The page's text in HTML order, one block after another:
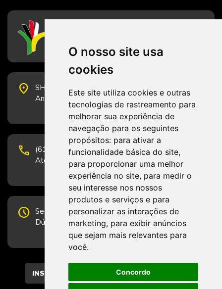
O nosso site usa
cookies
Este site utiliza cookies e outras
tecnologias de rastreamento para
melhorar sua experiência de
navegação para os seguintes
propósitos: para ativar a
funcionalidade básica do site,
para proporcionar uma melhor
experiência no site, para medir o
seu interesse nos nossos
produtos e serviços e para
personalizar as interações de
marketing, para exibir anúncios
que sejam mais relevantes para
você.
Concordo
place
SHS Quadra 6, Bloco E, Complexo Brasil 21, 20º
Andar, Sala 2001 - CEP 70322-915 - Brasília/DF
phone
(61) 3223-1652 e (61) 98131-3801.
Atendimento por telefone em horário comercial
schedule Segunda-feira a Sexta-feira de 12h às 19h.
Dúvidas e sugestões pelo Fale Conosco.